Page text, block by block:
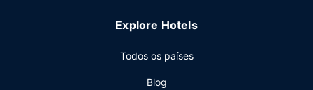
semana entre as 6:00 e as 11:00, mediante uma
As principais comodidades incluem Check-in rápido,
Explore Hotels
Todos os países
Blog